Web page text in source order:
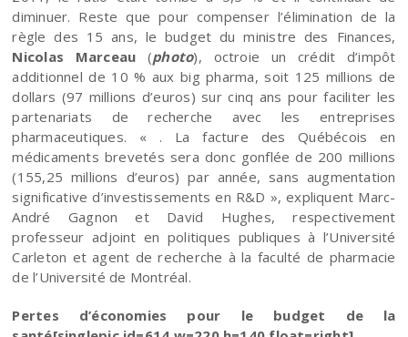
diminuer. Reste que pour compenser l’élimination de la
règle des 15 ans, le budget du ministre des Finances,
Nicolas Marceau (photo), octroie un crédit d’impôt
additionnel de 10 % aux big pharma, soit 125 millions de
dollars (97 millions d’euros) sur cinq ans pour faciliter les
partenariats de recherche avec les entreprises
pharmaceutiques. « . La facture des Québécois en
médicaments brevetés sera donc gonflée de 200 millions
(155,25 millions d’euros) par année, sans augmentation
significative d’investissements en R&D », expliquent Marc-
André Gagnon et David Hughes, respectivement
professeur adjoint en politiques publiques à l’Université
Carleton et agent de recherche à la faculté de pharmacie
de l’Université de Montréal.
Pertes d’économies pour le budget de la